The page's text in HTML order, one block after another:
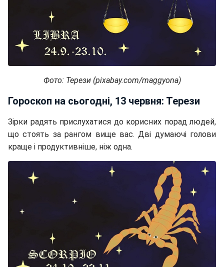
Фото: Терези (pixabay.com/maggyona)
Гороскоп на сьогодні, 13 червня: Терези
Зірки радять прислухатися до корисних порад людей,
що стоять за рангом вище вас. Дві думаючі голови
краще і продуктивніше, ніж одна.